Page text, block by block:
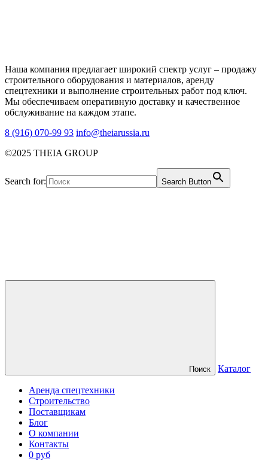
Наша компания предлагает широкий спектр услуг – продажу
строительного оборудования и материалов, аренду
спецтехники и выполнение строительных работ под ключ.
Мы обеспечиваем оперативную доставку и качественное
обслуживание на каждом этапе.
8 (916) 070-99 93 info@theiarussia.ru
©2025 THEIA GROUP
Search for: Search Button
Поиск Каталог
Аренда спецтехники
Строительство
Поставщикам
Блог
О компании
Контакты
0 руб